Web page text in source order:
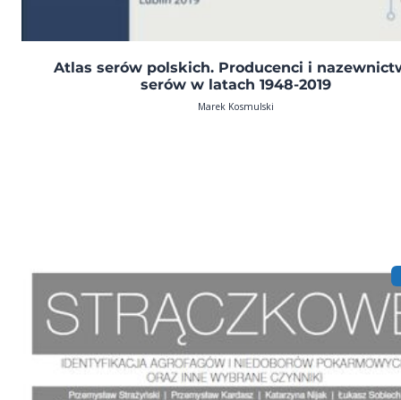
Atlas serów polskich. Producenci i
serów w latach 1948-2019
Marek Kosmulski